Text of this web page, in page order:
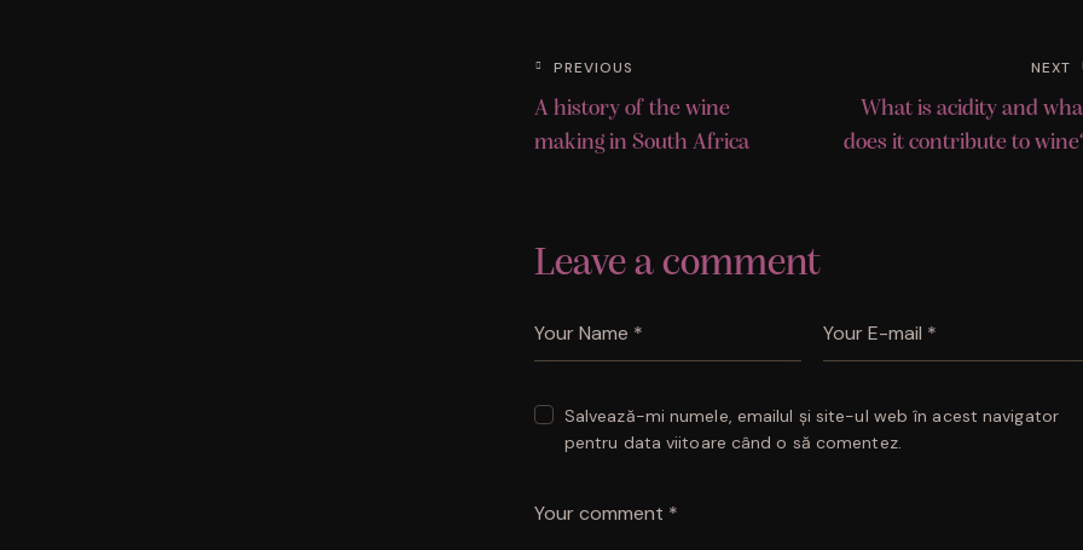
PREVIOUS
A history of the wine
making in South Africa
NEXT
What is acidity and
does it contribute to
Leave a comment
Salvează-mi numele, emailul și site-ul web în acest navigator
pentru data viitoare când o să comentez.